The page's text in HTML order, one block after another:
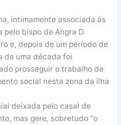
intimamente associada às
bispo de Angra D.
e, depois de um período de
de uma década foi
prosseguir o trabalho de
social nesta zona da ilha
deixada pelo casal de
mas gere, sobretudo “o